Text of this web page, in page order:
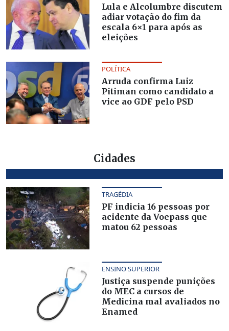
Lula e Alcolumbre discutem
adiar votação do fim da
escala 6×1 para após as
eleições
POLÍTICA
Arruda confirma Luiz
Pitiman como candidato a
vice ao GDF pelo PSD
Cidades
TRAGÉDIA
PF indicia 16 pessoas por
acidente da Voepass que
matou 62 pessoas
ENSINO SUPERIOR
Justiça suspende punições
do MEC a cursos de
Medicina mal avaliados no
Enamed